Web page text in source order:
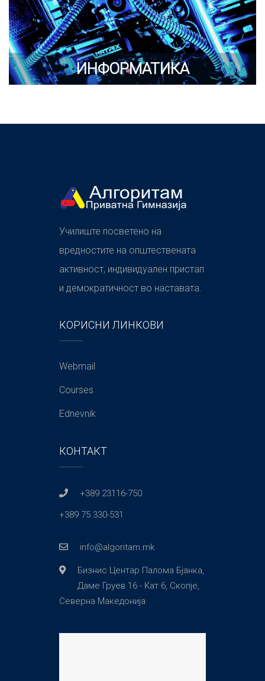
ИНФОРМАТИКА
Училиште посветено на
вредностите на општествената
активност, индивидуален пристап
и демократичност во наставата.
КОРИСНИ ЛИНКОВИ
Webmail
Courses
Ednevnik
КОНТАКТ
+389 23116-750
+389 75 330-531
info@algoritam.mk
Бизнис Центар Палома Бјанка,
Даме Груев 16 - Кат 6, Скопје,
Северна Македонија